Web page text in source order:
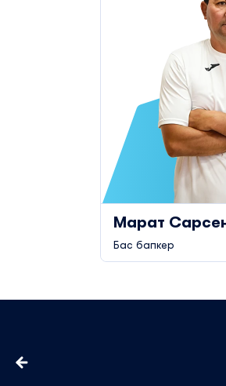
Марат
Бас бапкер